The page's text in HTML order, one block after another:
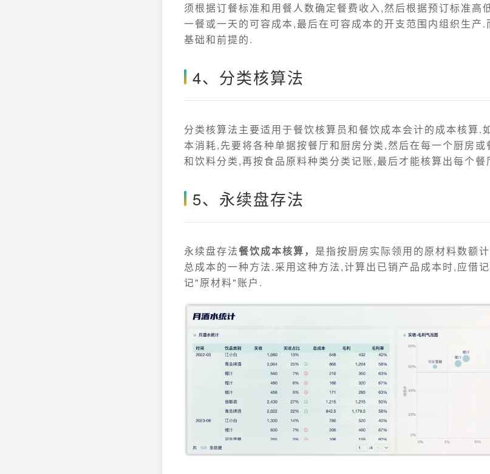
须根据订餐标准和用餐人数确定餐费收入,然后根据预订标准高
一餐或一天的可容成本,最后在可容成本的开支范围内组织生产.
基础和前提的.
4、分类核算法
分类核算法主要适用于餐饮核算员和餐饮成本会计的成本核算.
本消耗,先要将各种单据按餐厅和厨房分类,然后在每一个厨房或
和饮料分类,再按食品原料种类分类记账,最后才能核算出每个餐
5、永续盘存法
永续盘存法餐饮成本核算， 是指按厨房实际领用的原材料数额
总成本的一种方法.采用这种方法,计算出已销产品成本时,应借
记"原材料"账户.